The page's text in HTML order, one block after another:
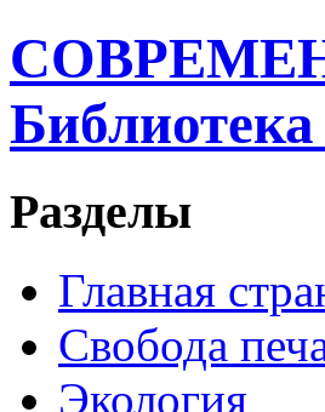
Разделы
Главная
Свобода
Экология